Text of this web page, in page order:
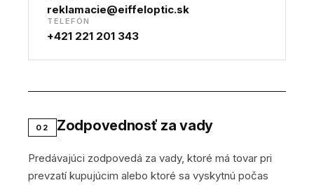
reklamacie@eiffeloptic.sk
TELEFÓN
+421 221 201 343
02 Zodpovednosť za vady
Predávajúci zodpovedá za vady, ktoré má tovar pri
prevzatí kupujúcim alebo ktoré sa vyskytnú počas